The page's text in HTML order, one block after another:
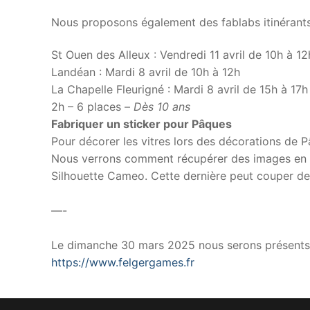
Nous proposons également des fablabs
St Ouen des Alleux : Vendredi 11 avril de 10h à
Landéan : Mardi 8 avril de 10h à 12h
La Chapelle Fleurigné : Mardi 8 avril de 15h à 17h
2h – 6 places – Dès 10 ans
Fabriquer un sticker pour Pâques
Pour décorer les vitres lors des décorations de
Nous verrons comment récupérer des images
Silhouette Cameo. Cette dernière peut couper
—-
Le dimanche 30 mars 2025 nous serons
https://www.felgergames.fr